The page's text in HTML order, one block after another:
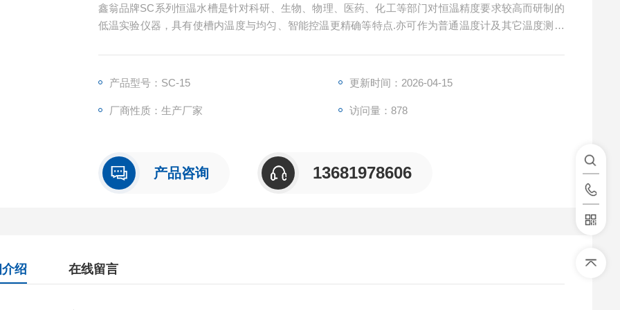
鑫翁品牌SC系列恒温水槽是针对科研、生物、物理、医药、化工等部门对恒温精度要求较高而研制的
低温实验仪器，具有使槽内温度与均匀、智能控温更精确等特点.亦可作为普通温度计及其它温度测量
产品型号：SC-15 更新时间：2026-04-15
厂商性质：生产厂家 访问量：878
产品咨询 13681978606
绍 在线留言